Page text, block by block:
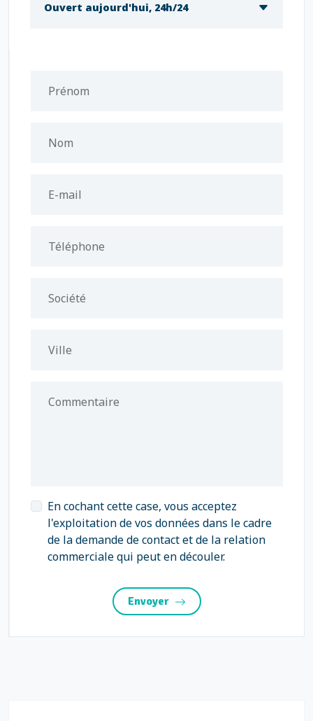
Ouvert aujourd'hui, 24h/24
Prénom
Nom
E-mail
Téléphone
Société
Ville
Commentaire
En cochant cette case, vous acceptez
l'exploitation de vos données dans le cadre
de la demande de contact et de la relation
commerciale qui peut en découler.
Envoyer